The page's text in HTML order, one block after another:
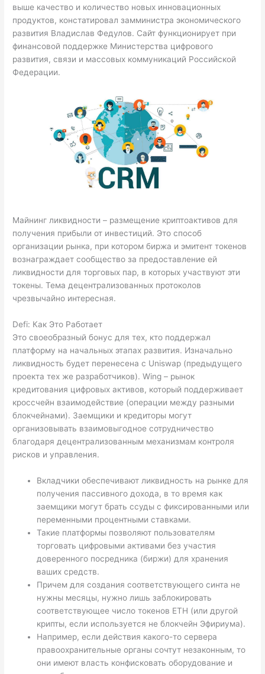
выше качество и количество новых инновационных
продуктов, констатировал замминистра экономического
развития Владислав Федулов. Сайт функционирует при
финансовой поддержке Министерства цифрового
развития, связи и массовых коммуникаций Российской
Федерации.
Майнинг ликвидности – размещение криптоактивов для
получения прибыли от инвестиций. Это способ
организации рынка, при котором биржа и эмитент токенов
вознаграждает сообщество за предоставление ей
ликвидности для торговых пар, в которых участвуют эти
токены. Тема децентрализованных протоколов
чрезвычайно интересная.
Defi: Как Это Работает
Это своеобразный бонус для тех, кто поддержал
платформу на начальных этапах развития. Изначально
ликвидность будет перенесена с Uniswap (предыдущего
проекта тех же разработчиков). Wing – рынок
кредитования цифровых активов, который поддерживает
кроссчейн взаимодействие (операции между разными
блокчейнами). Заемщики и кредиторы могут
организовывать взаимовыгодное сотрудничество
благодаря децентрализованным механизмам контроля
рисков и управления.
Вкладчики обеспечивают ликвидность на рынке для
получения пассивного дохода, в то время как
заемщики могут брать ссуды с фиксированными или
переменными процентными ставками.
Такие платформы позволяют пользователям
торговать цифровыми активами без участия
доверенного посредника (биржи) для хранения
ваших средств.
Причем для создания соответствующего синта не
нужны месяцы, нужно лишь заблокировать
соответствующее число токенов ЕТН (или другой
крипты, если используется не блокчейн Эфириума).
Например, если действия какого-то сервера
правоохранительные органы сочтут незаконным, то
они имеют власть конфисковать оборудование и